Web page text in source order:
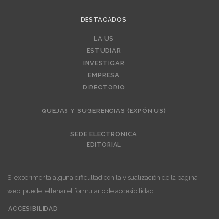
DESTACADOS
LA US
ESTUDIAR
INVESTIGAR
EMPRESA
DIRECTORIO
QUEJAS Y SUGERENCIAS (EXPÓN US)
SEDE ELECTRÓNICA
EDITORIAL
Si experimenta alguna dificultad con la visualización de la página
web, puede rellenar el formulario de accesibilidad
ACCESIBILIDAD